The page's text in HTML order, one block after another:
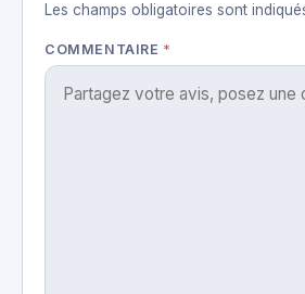
Les champs obligatoires sont
COMMENTAIRE *